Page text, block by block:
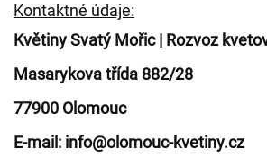
Kontaktné údaje:
Květiny Svatý Mořic | Rozvoz
Masarykova třída 882/28
77900 Olomouc
E-mail: info@olomouc-kvetiny.cz